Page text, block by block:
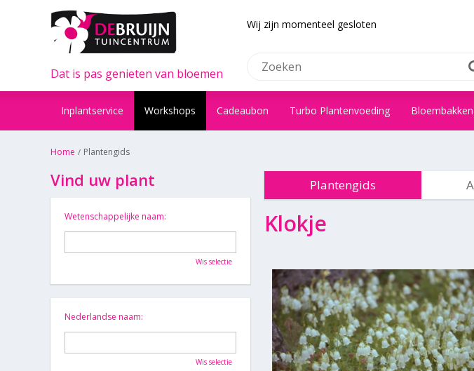
Home Plantengids
Wij zijn momenteel gesloten
Dat is pas genieten van bloemen
Inplantservice Workshops Cadeaubon Turbo Plantenvoeding Bloembakken
Plantengids
Klokje
Vind uw plant
Wetenschappelijke naam:
Wis selectie
Nederlandse naam:
Wis selectie